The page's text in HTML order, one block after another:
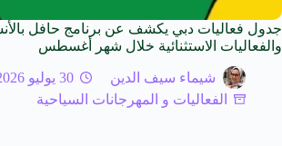
جدول فعاليات دبي يكشف عن برنامج حافل
والفعاليات الاستثنائية خلال شهر أغسطس
شيماء سيف الدين
30 يوليو 2026
الفعاليات و المهرجانات السياحية